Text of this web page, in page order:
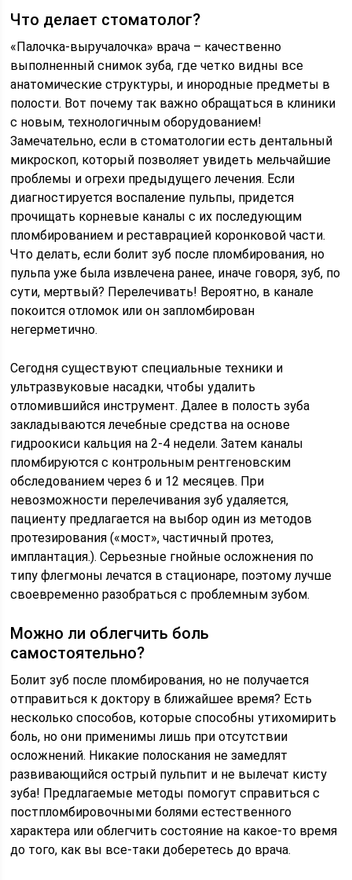
Что делает стоматолог?
«Палочка-выручалочка» врача – качественно
выполненный снимок зуба, где четко видны все
анатомические структуры, и инородные предметы в
полости. Вот почему так важно обращаться в клиники
с новым, технологичным оборудованием!
Замечательно, если в стоматологии есть дентальный
микроскоп, который позволяет увидеть мельчайшие
проблемы и огрехи предыдущего лечения. Если
диагностируется воспаление пульпы, придется
прочищать корневые каналы с их последующим
пломбированием и реставрацией коронковой части.
Что делать, если болит зуб после пломбирования, но
пульпа уже была извлечена ранее, иначе говоря, зуб, по
сути, мертвый? Перелечивать! Вероятно, в канале
покоится отломок или он запломбирован
негерметично.
Сегодня существуют специальные техники и
ультразвуковые насадки, чтобы удалить
отломившийся инструмент. Далее в полость зуба
закладываются лечебные средства на основе
гидроокиси кальция на 2-4 недели. Затем каналы
пломбируются с контрольным рентгеновским
обследованием через 6 и 12 месяцев. При
невозможности перелечивания зуб удаляется,
пациенту предлагается на выбор один из методов
протезирования («мост», частичный протез,
имплантация.). Серьезные гнойные осложнения по
типу флегмоны лечатся в стационаре, поэтому лучше
своевременно разобраться с проблемным зубом.
Можно ли облегчить боль
самостоятельно?
Болит зуб после пломбирования, но не получается
отправиться к доктору в ближайшее время? Есть
несколько способов, которые способны утихомирить
боль, но они применимы лишь при отсутствии
осложнений. Никакие полоскания не замедлят
развивающийся острый пульпит и не вылечат кисту
зуба! Предлагаемые методы помогут справиться с
постпломбировочными болями естественного
характера или облегчить состояние на какое-то время
до того, как вы все-таки доберетесь до врача.